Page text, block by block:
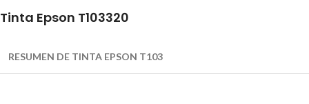
Tinta Epson T103320
RESUMEN DE TINTA EPSON T103